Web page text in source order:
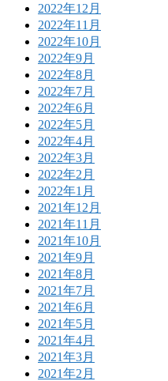
2022年12月
2022年11月
2022年10月
2022年9月
2022年8月
2022年7月
2022年6月
2022年5月
2022年4月
2022年3月
2022年2月
2022年1月
2021年12月
2021年11月
2021年10月
2021年9月
2021年8月
2021年7月
2021年6月
2021年5月
2021年4月
2021年3月
2021年2月